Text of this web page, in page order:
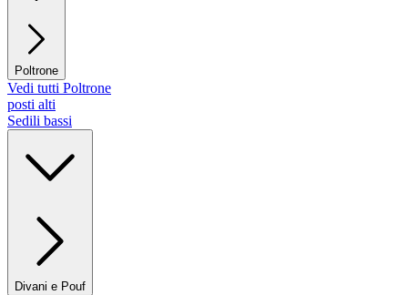
Poltrone
Vedi tutti Poltrone
posti alti
Sedili bassi
Divani e Pouf